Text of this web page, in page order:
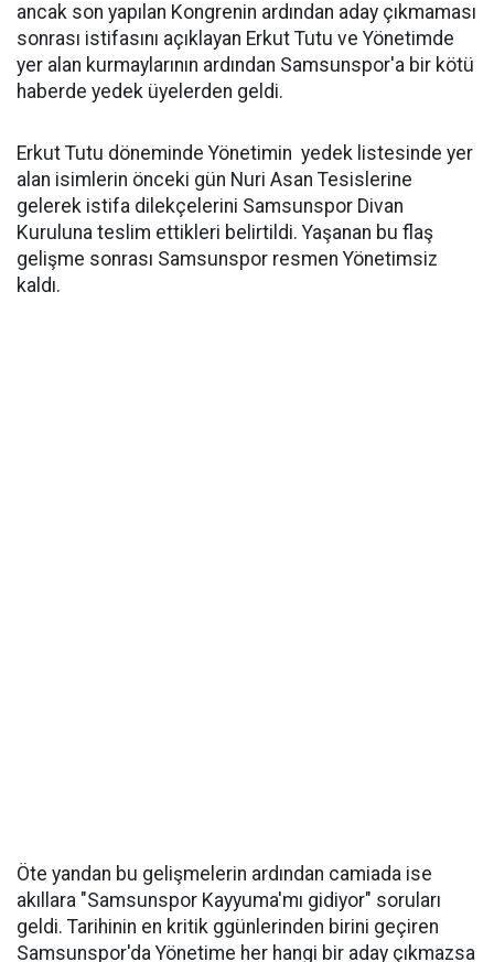
ancak son yapılan Kongrenin ardından aday çıkmaması
sonrası istifasını açıklayan Erkut Tutu ve Yönetimde
yer alan kurmaylarının ardından Samsunspor'a bir kötü
haberde yedek üyelerden geldi.
Erkut Tutu döneminde Yönetimin yedek listesinde yer
alan isimlerin önceki gün Nuri Asan Tesislerine
gelerek istifa dilekçelerini Samsunspor Divan
Kuruluna teslim ettikleri belirtildi. Yaşanan bu flaş
gelişme sonrası Samsunspor resmen Yönetimsiz
kaldı.
Öte yandan bu gelişmelerin ardından camiada ise
akıllara "Samsunspor Kayyuma'mı gidiyor" soruları
geldi. Tarihinin en kritik ggünlerinden birini geçiren
Samsunspor'da Yönetime her hangi bir aday çıkmazsa